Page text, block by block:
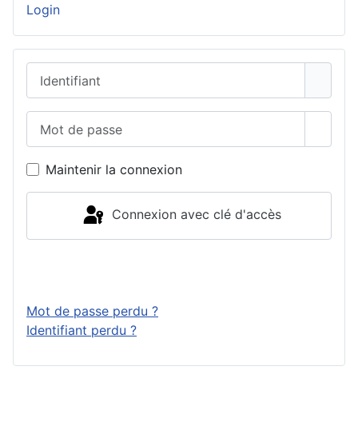
Login
Maintenir la connexion
Connexion avec clé d'accès
Mot de passe perdu ?
Identifiant perdu ?